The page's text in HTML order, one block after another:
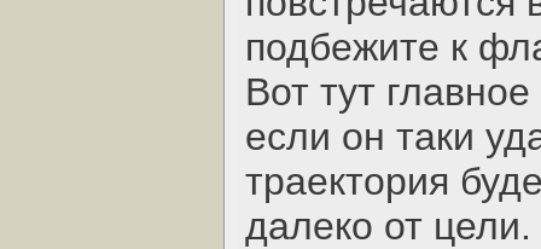
подбежите к
Вот тут
если он таки
траектория
далеко от цели.